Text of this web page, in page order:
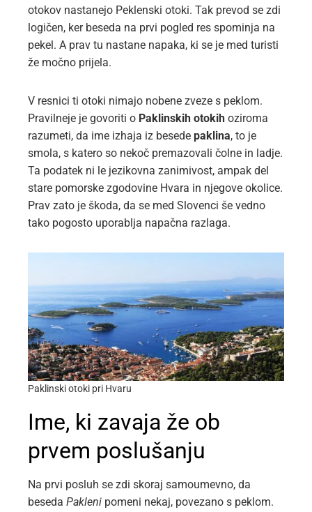
otokov nastanejo Peklenski otoki. Tak prevod se zdi
logičen, ker beseda na prvi pogled res spominja na
pekel. A prav tu nastane napaka, ki se je med turisti
že močno prijela.
V resnici ti otoki nimajo nobene zveze s peklom.
Pravilneje je govoriti o Paklinskih otokih oziroma
razumeti, da ime izhaja iz besede paklina, to je
smola, s katero so nekoč premazovali čolne in ladje.
Ta podatek ni le jezikovna zanimivost, ampak del
stare pomorske zgodovine Hvara in njegove okolice.
Prav zato je škoda, da se med Slovenci še vedno
tako pogosto uporablja napačna razlaga.
Paklinski otoki pri Hvaru
Ime, ki zavaja že ob
prvem poslušanju
Na prvi posluh se zdi skoraj samoumevno, da
beseda Pakleni pomeni nekaj, povezano s peklom.